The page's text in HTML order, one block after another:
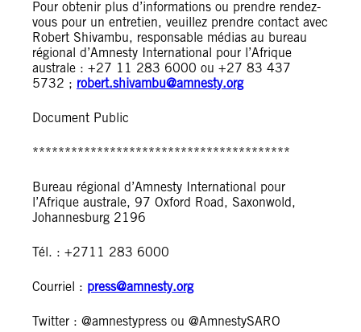
Pour obtenir plus d’informations ou prendre rendez-
vous pour un entretien, veuillez prendre contact avec
Robert Shivambu, responsable médias au bureau
régional d’Amnesty International pour l’Afrique
australe : +27 11 283 6000 ou +27 83 437
5732 ; robert.shivambu@amnesty.org
Document Public
****************************************
Bureau régional d’Amnesty International pour
l’Afrique australe, 97 Oxford Road, Saxonwold,
Johannesburg 2196
Tél. : +2711 283 6000
Courriel : press@amnesty.org
Twitter : @amnestypress ou @AmnestySARO